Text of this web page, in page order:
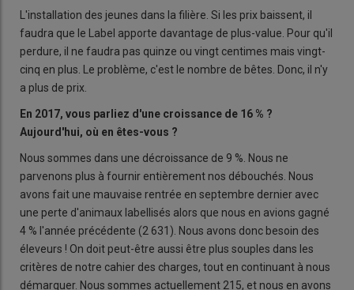
L'installation des jeunes dans la filière. Si les prix baissent, il
faudra que le Label apporte davantage de plus-value. Pour qu'il
perdure, il ne faudra pas quinze ou vingt centimes mais vingt-
cinq en plus. Le problème, c'est le nombre de bêtes. Donc, il n'y
a plus de prix.
En 2017, vous parliez d'une croissance de 16 % ?
Aujourd'hui, où en êtes-vous ?
Nous sommes dans une décroissance de 9 %. Nous ne
parvenons plus à fournir entièrement nos débouchés. Nous
avons fait une mauvaise rentrée en septembre dernier avec
une perte d'animaux labellisés alors que nous en avions gagné
4 % l'année précédente (2 631). Nous avons donc besoin des
éleveurs ! On doit peut-être aussi être plus souples dans les
critères de notre cahier des charges, tout en continuant à nous
démarquer. Nous sommes actuellement 215, et nous en avons